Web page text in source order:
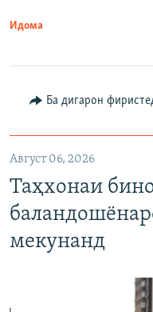
Идома
Ба дигарон
Август 06, 2026
Таҳхонаи
мекунанд